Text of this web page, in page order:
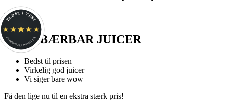
BEDST I TEST
FORBRUGERFAVORIT.DK
ONYXBÆRBAR JUICER
Bedst til prisen
Virkelig god juicer
Vi siger bare wow
Få den lige nu til en ekstra stærk pris!